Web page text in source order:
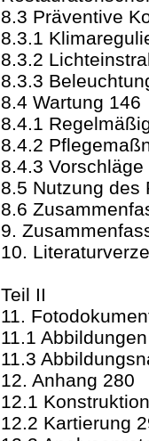
8.3 Präventive
8.3.1
8.3.2
8.3.3
8.4 Wartung 146
8.4.1
8.4.2
8.4.3
8.5 Nutzung des
8.6
9.
10.
Teil II
11.
11.1
11.3
12. Anhang 280
12.1
12.2 Kartierung